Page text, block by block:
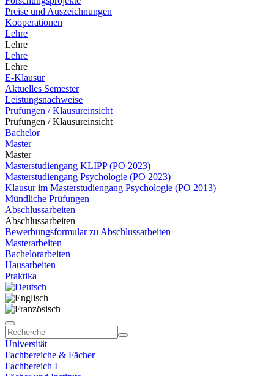
Preise und Auszeichnungen
Kooperationen
Lehre
Lehre
Lehre
Lehre
E-Klausur
Aktuelles Semester
Leistungsnachweise
Prüfungen / Klausureinsicht
Prüfungen / Klausureinsicht
Bachelor
Master
Master
Masterstudiengang KLIPP (PO 2023)
Masterstudiengang Psychologie (PO 2023)
Klausur im Masterstudiengang Psychologie (PO 2013)
Mündliche Prüfungen
Abschlussarbeiten
Abschlussarbeiten
Bewerbungsformular zu Abschlussarbeiten
Masterarbeiten
Bachelorarbeiten
Hausarbeiten
Praktika
Universität
Fachbereiche & Fächer
Fachbereich I